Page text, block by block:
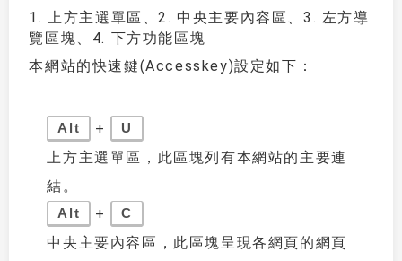
1. 上方主選單區、2. 中央主要內容區、3. 左方導
覽區塊、4. 下方功能區塊
本網站的快速鍵(Accesskey)設定如下：
Alt + U
上方主選單區，此區塊列有本網站的主要連
結。
Alt + C
中央主要內容區，此區塊呈現各網頁的網頁